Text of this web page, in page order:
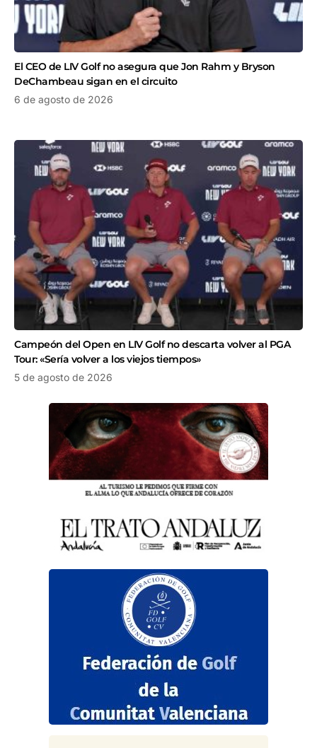
El CEO de LIV Golf no asegura que Jon Rahm y Bryson
DeChambeau sigan en el circuito
6 de agosto de 2026
Campeón del Open en LIV Golf no descarta volver al PGA
Tour: «Sería volver a los viejos tiempos»
5 de agosto de 2026